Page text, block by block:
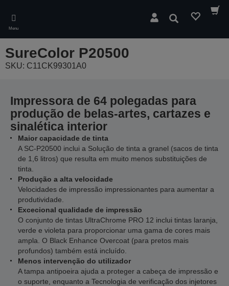
main
content
Menu
Pesquisar
SureColor P20500
SKU: C11CK99301A0
Impressora de 64 polegadas para
produção de belas-artes, cartazes e
sinalética interior
Maior capacidade de tinta
A SC-P20500 inclui a Solução de tinta a granel (sacos de tinta
de 1,6 litros) que resulta em muito menos substituições de
tinta.
Produção a alta velocidade
Velocidades de impressão impressionantes para aumentar a
produtividade.
Excecional qualidade de impressão
O conjunto de tintas UltraChrome PRO 12 inclui tintas laranja,
verde e violeta para proporcionar uma gama de cores mais
ampla. O Black Enhance Overcoat (para pretos mais
profundos) também está incluído.
Menos intervenção do utilizador
A tampa antipoeira ajuda a proteger a cabeça de impressão e
o suporte, enquanto a Tecnologia de verificação dos injetores